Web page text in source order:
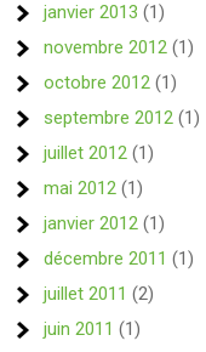
janvier 2013 (1)
novembre 2012 (1)
octobre 2012 (1)
septembre 2012 (1)
juillet 2012 (1)
mai 2012 (1)
janvier 2012 (1)
décembre 2011 (1)
juillet 2011 (2)
juin 2011 (1)